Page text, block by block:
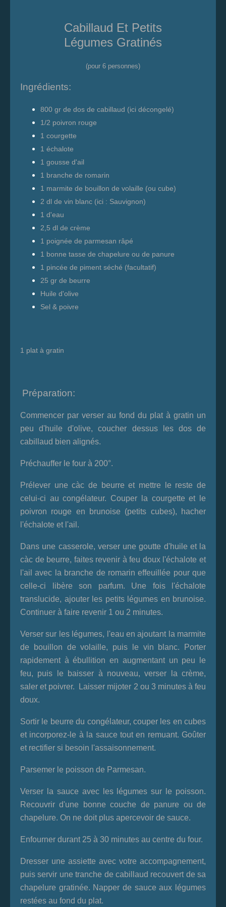
Cabillaud Et Petits
Légumes Gratinés
(pour 6 personnes)
Ingrédients:
800 gr de dos de cabillaud (ici décongelé)
1/2 poivron rouge
1 courgette
1 échalote
1 gousse d'ail
1 branche de romarin
1 marmite de bouillon de volaille (ou cube)
2 dl de vin blanc (ici : Sauvignon)
1 d'eau
2,5 dl de crème
1 poignée de parmesan râpé
1 bonne tasse de chapelure ou de panure
1 pincée de piment séché (facultatif)
25 gr de beurre
Huile d'olive
Sel & poivre
1 plat à gratin
Préparation:
Commencer par verser au fond du plat à gratin un
peu d'huile d'olive, coucher dessus les dos de
cabillaud bien alignés.
Préchauffer le four à 200°.
Prélever une càc de beurre et mettre le reste de
celui-ci au congélateur. Couper la courgette et le
poivron rouge en brunoise (petits cubes), hacher
l'échalote et l'ail.
Dans une casserole, verser une goutte d'huile et la
càc de beurre, faites revenir à feu doux l'échalote et
l'ail avec la branche de romarin effeuillée pour que
celle-ci libère son parfum. Une fois l'échalote
translucide, ajouter les petits légumes en brunoise.
Continuer à faire revenir 1 ou 2 minutes.
Verser sur les légumes, l'eau en ajoutant la marmite
de bouillon de volaille, puis le vin blanc. Porter
rapidement à ébullition en augmentant un peu le
feu, puis le baisser à nouveau, verser la crème,
saler et poivrer. Laisser mijoter 2 ou 3 minutes à feu
doux.
Sortir le beurre du congélateur, couper les en cubes
et incorporez-le à la sauce tout en remuant. Goûter
et rectifier si besoin l'assaisonnement.
Parsemer le poisson de Parmesan.
Verser la sauce avec les légumes sur le poisson.
Recouvrir d'une bonne couche de panure ou de
chapelure. On ne doit plus apercevoir de sauce.
Enfourner durant 25 à 30 minutes au centre du four.
Dresser une assiette avec votre accompagnement,
puis servir une tranche de cabillaud recouvert de sa
chapelure gratinée. Napper de sauce aux légumes
restées au fond du plat.